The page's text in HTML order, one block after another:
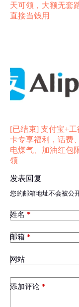
天可领，大额无套
直接当钱用
[已结束] 支付宝+工
卡专享福利，话费
电煤气、加油红包
领
发表回复
您的邮箱地址不会被公开
姓名 *
邮箱 *
网站
添加评论 *